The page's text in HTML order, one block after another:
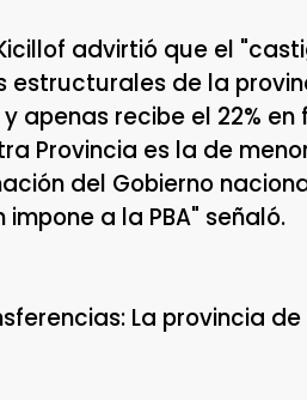
advirtió que el
estructurales de la
apenas recibe el 22%
Provincia es la de
del Gobierno
a la PBA" señaló.
La provincia